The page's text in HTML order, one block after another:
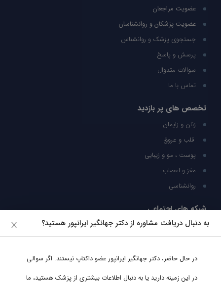
عضویت مراجعان
عضویت پزشکان و روانشناسان
جستجوی پزشک و روانشناس
پرسش و پاسخ
سوالات متدوال
تماس با ما
تخصص های پر بازدید
زنان و زایمان
قلب و عروق
پوست ، مو و زیبایی
مغز و اعصاب
روانشناسی
شبکه های اجتماعی
ما را در شبکه های اجتماعی دنبال کنید
به دنبال دریافت مشاوره از دکتر جهانگیر ایرانپور هستید؟
در حال حاضر، دکتر جهانگیر ایرانپور عضو داکتاپ نیستند. اگر سوالی
در این زمینه دارید یا به دنبال اطلاعات بیشتری از پزشک هستید، ما